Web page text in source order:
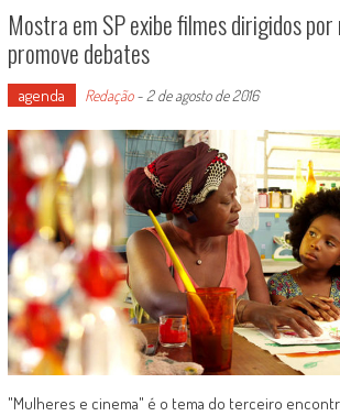
Mostra em SP exibe filmes dirigidos por
promove debates
agenda Redação- 2 de agosto de 2016
"Mulheres e cinema" é o tema do terceiro